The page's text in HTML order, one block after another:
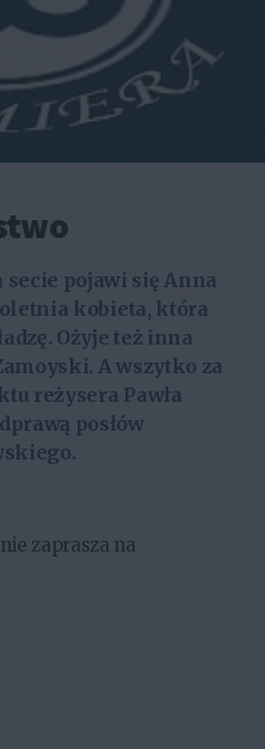
secie pojawi się Anna
kobieta, która
Ożyje też inna
A wszytko za
reżysera Pawła
posłów
zaprasza na